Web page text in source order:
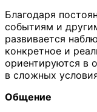
Благодаря
событиям и
развивается
конкретное и
ориентируются в
в сложных
Общение